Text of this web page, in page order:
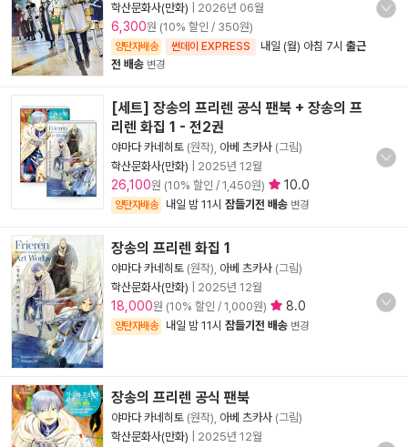
학산문화사(만화)
2026년 06월
6,300원 (10% 할인 / 350원)
양탄자배송 썬데이 EXPRESS 내일 (월) 아침 7시 출근
전 배송 변경
[세트] 장송의 프리렌 공식 팬북 + 장송의 프
리렌 화집 1 - 전2권
야마다 카네히토 (원작), 아베 츠카사 (그림)
학산문화사(만화)
2025년 12월
26,100원 (10% 할인 / 1,450원) 10.0
양탄자배송 내일 밤 11시 잠들기전 배송 변경
장송의 프리렌 화집 1
야마다 카네히토 (원작), 아베 츠카사 (그림)
학산문화사(만화)
2025년 12월
18,000원 (10% 할인 / 1,000원) 8.0
양탄자배송 내일 밤 11시 잠들기전 배송 변경
장송의 프리렌 공식 팬북
야마다 카네히토 (원작), 아베 츠카사 (그림)
학산문화사(만화)
2025년 12월